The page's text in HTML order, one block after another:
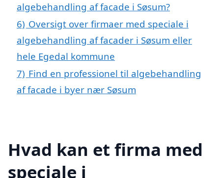
algebehandling af facade i Søsum?
6) Oversigt over firmaer med speciale i
algebehandling af facader i Søsum eller
hele Egedal kommune
7) Find en professionel til algebehandling
af facade i byer nær Søsum
Hvad kan et firma med
speciale i